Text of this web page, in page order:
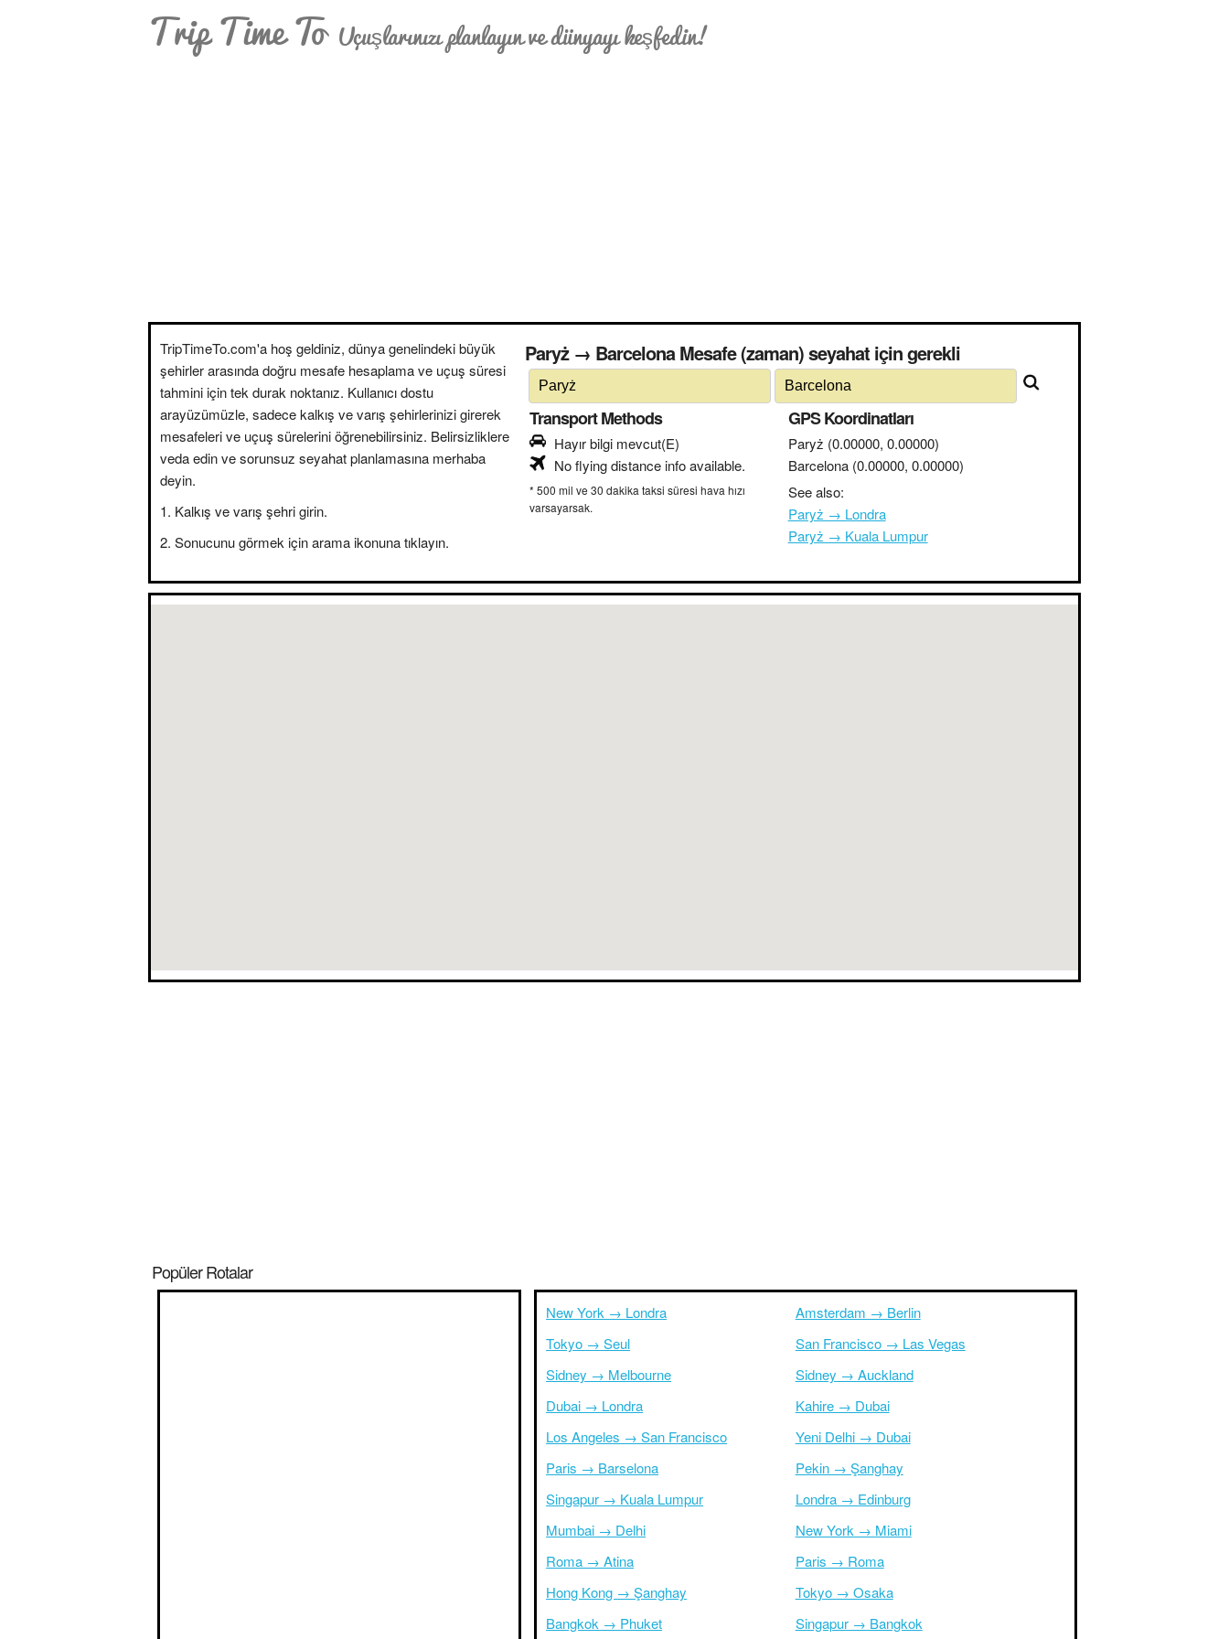
Trip Time To Uçuşlarınızı planlayın ve dünyayı keşfedin!
TripTimeTo.com'a hoş geldiniz, dünya genelindeki büyük
şehirler arasında doğru mesafe hesaplama ve uçuş süresi
tahmini için tek durak noktanız. Kullanıcı dostu
arayüzümüzle, sadece kalkış ve varış şehirlerinizi girerek
mesafeleri ve uçuş sürelerini öğrenebilirsiniz. Belirsizliklere
veda edin ve sorunsuz seyahat planlamasına merhaba
deyin.
Kalkış ve varış şehri girin.
Sonucunu görmek için arama ikonuna tıklayın.
Paryż → Barcelona Mesafe (zaman) seyahat için gerekli
Transport Methods
Hayır bilgi mevcut(E)
No flying distance info available.
* 500 mil ve 30 dakika taksi süresi hava hızı
varsayarsak.
GPS Koordinatları
Paryż (0.00000, 0.00000)
Barcelona (0.00000, 0.00000)
See also:
Paryż → Londra
Paryż → Kuala Lumpur
Popüler Rotalar
New York → Londra
Tokyo → Seul
Sidney → Melbourne
Dubai → Londra
Los Angeles → San Francisco
Paris → Barselona
Singapur → Kuala Lumpur
Mumbai → Delhi
Roma → Atina
Hong Kong → Şanghay
Bangkok → Phuket
Amsterdam → Berlin
San Francisco → Las Vegas
Sidney → Auckland
Kahire → Dubai
Yeni Delhi → Dubai
Pekin → Şanghay
Londra → Edinburg
New York → Miami
Paris → Roma
Tokyo → Osaka
Singapur → Bangkok